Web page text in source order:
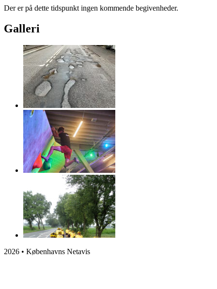
Der er på dette tidspunkt ingen kommende begivenheder.
Galleri
2026 • Københavns Netavis